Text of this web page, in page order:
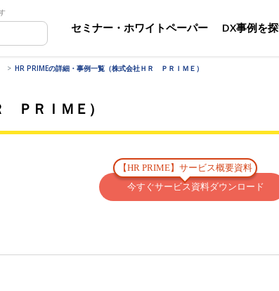
セミナー・ホワイトペーパー DX事例を
HR PRIMEの詳細・事例一覧（株式会社ＨＲ ＰＲＩＭＥ）
ＰＲＩＭＥ）
【HR PRIME】サービス概要資料
今すぐサービス資料ダウンロード